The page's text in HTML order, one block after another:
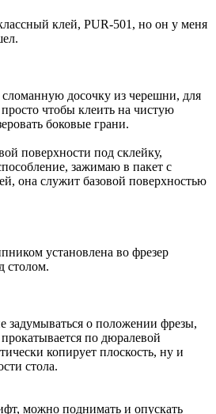
клей, PUR-501, но он у меня
досочку из черешни, для
просто чтобы клеить на чистую
боковые грани.
поверхности под склейку,
зажимаю в пакет с
она служит базовой поверхностью
установлена во фрезер
столом.
задумываться о положении фрезы,
по дюралевой
копирует плоскость, ну и
стола.
можно поднимать и опускать